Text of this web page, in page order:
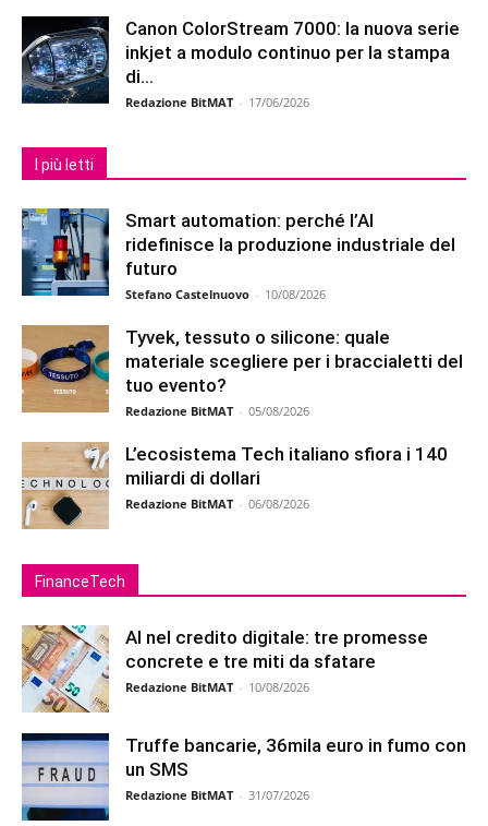
Canon ColorStream 7000: la nuova serie
inkjet a modulo continuo per la stampa
di...
Redazione BitMAT - 17/06/2026
I più letti
Smart automation: perché l’AI
ridefinisce la produzione industriale del
futuro
Stefano Castelnuovo - 10/08/2026
Tyvek, tessuto o silicone: quale
materiale scegliere per i braccialetti del
tuo evento?
Redazione BitMAT - 05/08/2026
L’ecosistema Tech italiano sfiora i 140
miliardi di dollari
Redazione BitMAT - 06/08/2026
FinanceTech
AI nel credito digitale: tre promesse
concrete e tre miti da sfatare
Redazione BitMAT - 10/08/2026
Truffe bancarie, 36mila euro in fumo con
un SMS
Redazione BitMAT - 31/07/2026